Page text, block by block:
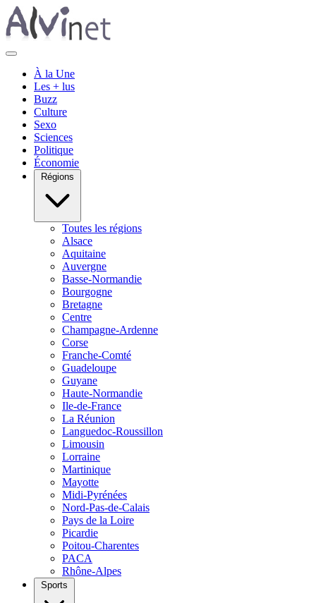
À la Une
Les + lus
Buzz
Culture
Sexo
Sciences
Politique
Économie
Régions
Toutes les régions
Alsace
Aquitaine
Auvergne
Basse-Normandie
Bourgogne
Bretagne
Centre
Champagne-Ardenne
Corse
Franche-Comté
Guadeloupe
Guyane
Haute-Normandie
Ile-de-France
La Réunion
Languedoc-Roussillon
Limousin
Lorraine
Martinique
Mayotte
Midi-Pyrénées
Nord-Pas-de-Calais
Pays de la Loire
Picardie
Poitou-Charentes
PACA
Rhône-Alpes
Sports